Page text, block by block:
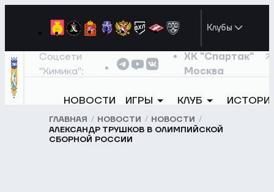
Клубы
Соцсети
"Химика":
ХК "Спартак"
Москва
НОВОСТИ ИГРЫ КЛУБ
ГЛАВНАЯ НОВОСТИ
НОВОСТИ
АЛЕКСАНДР ТРУШКОВ В ОЛИМПИЙСКОЙ
СБОРНОЙ РОССИИ